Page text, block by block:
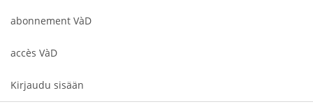
abonnement VàD
accès VàD
Kirjaudu sisään